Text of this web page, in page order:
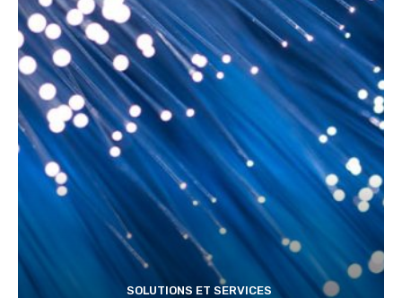
SOLUTIONS ET SERVICES